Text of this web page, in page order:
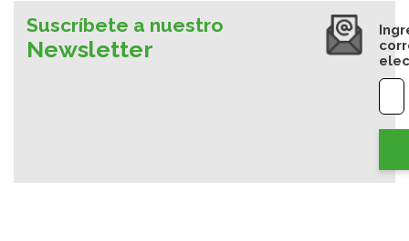
Suscríbete a nuestro
Newsletter